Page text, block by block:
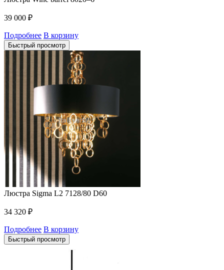
39 000 ₽
Подробнее В корзину
Быстрый просмотр
Люстра Sigma L2 7128/80 D60
34 320 ₽
Подробнее В корзину
Быстрый просмотр